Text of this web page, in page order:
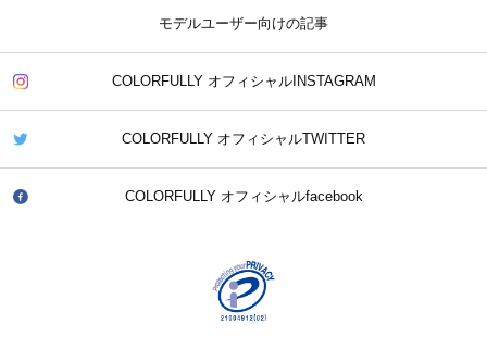
モデルユーザー向けの記事
COLORFULLY オフィシャルINSTAGRAM
COLORFULLY オフィシャルTWITTER
COLORFULLY オフィシャルfacebook